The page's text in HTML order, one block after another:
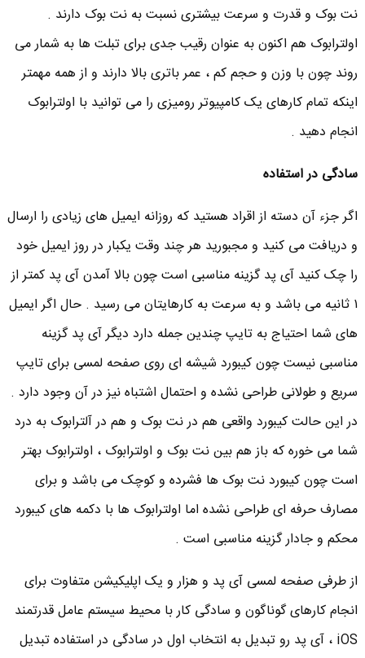
نت بوک و قدرت و سرعت بیشتری نسبت به نت بوک دارند .
اولترابوک هم اکنون به عنوان رقیب جدی برای تبلت ها به شمار می
روند چون با وزن و حجم کم ، عمر باتری بالا دارند و از همه مهمتر
اینکه تمام کارهای یک کامپیوتر رومیزی را می توانید با اولترابوک
انجام دهید .
سادگی در استفاده
اگر جزء آن دسته از اقراد هستید که روزانه ایمیل های زیادی را ارسال
و دریافت می کنید و مجبورید هر چند وقت یکبار در روز ایمیل خود
را چک کنید آی پد گزینه مناسبی است چون بالا آمدن آی پد کمتر از
۱ ثانیه می باشد و به سرعت به کارهایتان می رسید . حال اگر ایمیل
های شما احتیاج به تایپ چندین جمله دارد دیگر آی پد گزینه
مناسبی نیست چون کیبورد شیشه ای روی صفحه لمسی برای تایپ
سریع و طولانی طراحی نشده و احتمال اشتباه نیز در آن وجود دارد .
در این حالت کیبورد واقعی هم در نت بوک و هم در آلترابوک به درد
شما می خوره که باز هم بین نت بوک و اولترابوک ، اولترابوک بهتر
است چون کیبورد نت بوک ها فشرده و کوچک می باشد و برای
مصارف حرفه ای طراحی نشده اما اولترابوک ها با دکمه های کیبورد
محکم و جادار گزینه مناسبی است .
از طرفی صفحه لمسی آی پد و هزار و یک اپلیکیشن متفاوت برای
انجام کارهای گوناگون و سادگی کار با محیط سیستم عامل قدرتمند
iOS ، آی پد رو تبدیل به انتخاب اول در سادگی در استفاده تبدیل